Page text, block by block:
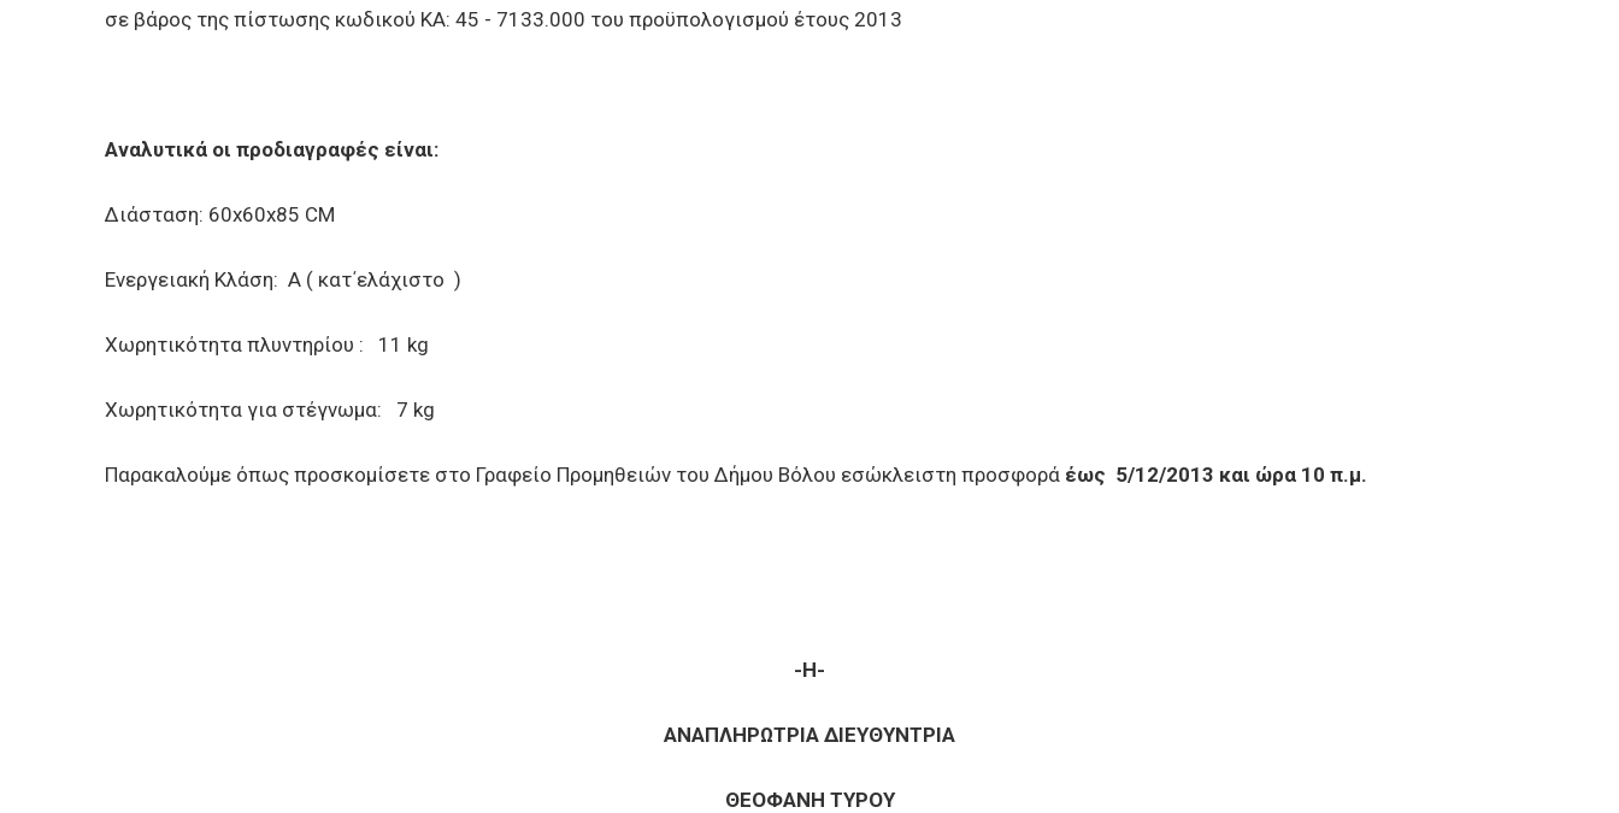
σε βάρος της πίστωσης κωδικού ΚΑ: 45 - 7133.000 του προϋπολογισμού έτους 2013
Αναλυτικά οι προδιαγραφές είναι:
Διάσταση: 60x60x85 CM
Ενεργειακή Κλάση: A ( κατ΄ελάχιστο )
Χωρητικότητα πλυντηρίου : 11 kg
Χωρητικότητα για στέγνωμα: 7 kg
Παρακαλούμε όπως προσκομίσετε στο Γραφείο Προμηθειών του Δήμου Βόλου εσώκλειστη προσφορά έως 5/12/2013 και ώρα 10 π.μ.
-Η-
ΑΝΑΠΛΗΡΩΤΡΙΑ ΔΙΕΥΘΥΝΤΡΙΑ
ΘΕΟΦΑΝΗ ΤΥΡΟΥ